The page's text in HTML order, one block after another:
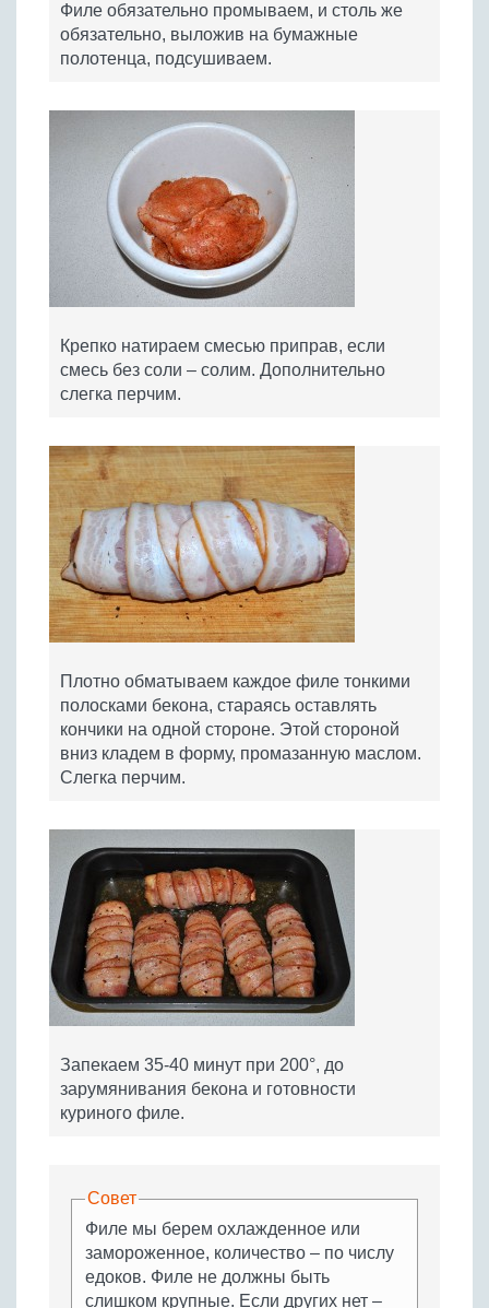
Филе обязательно промываем, и столь же
обязательно, выложив на бумажные
полотенца, подсушиваем.
Крепко натираем смесью приправ, если
смесь без соли – солим. Дополнительно
слегка перчим.
Плотно обматываем каждое филе тонкими
полосками бекона, стараясь оставлять
кончики на одной стороне. Этой стороной
вниз кладем в форму, промазанную маслом.
Слегка перчим.
Запекаем 35-40 минут при 200°, до
зарумянивания бекона и готовности
куриного филе.
Совет
Филе мы берем охлажденное или
замороженное, количество – по числу
едоков. Филе не должны быть
слишком крупные. Если других нет –